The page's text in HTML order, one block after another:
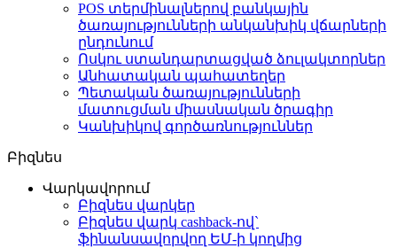
POS տերմինալներով բանկային
ծառայությունների անկանխիկ վճարների
ընդունում
Ոսկու ստանդարտացված ձուլակտորներ
Անհատական պահատեղեր
Պետական ծառայությունների
մատուցման միասնական ծրագիր
Կանխիկով գործառնություններ
Բիզնես
Վարկավորում
Բիզնես վարկեր
Բիզնես վարկ cashback-ով`
ֆինանսավորվող ԵՄ-ի կողմից